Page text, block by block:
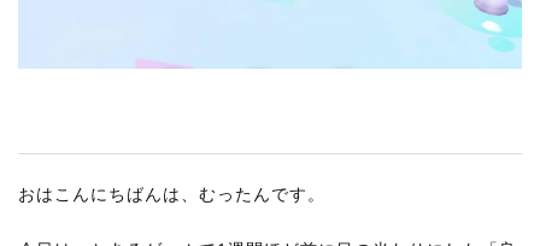
CONTACT US
おはこんにちばんは、むったんです。